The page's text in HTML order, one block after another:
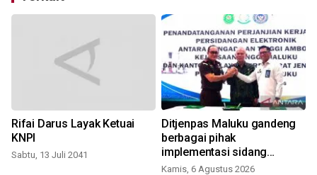
Rifai Darus Layak Ketuai
KNPI
Sabtu, 13 Juli 2041
Ditjenpas Maluku gandeng
berbagai pihak
implementasi sidang
elektronik dukung
Kamis, 6 Agustus 2026